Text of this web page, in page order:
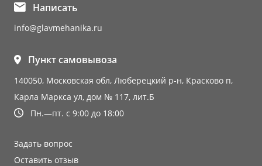
Написать
info@glavmehanika.ru
Пункт самовывоза
140050, Московская обл, Люберецкий р-н, Красково п,
Карла Маркса ул, дом № 117, лит.Б
Пн.—пт. с 9:00 до 18:00
Задать вопрос
Оставить отзыв